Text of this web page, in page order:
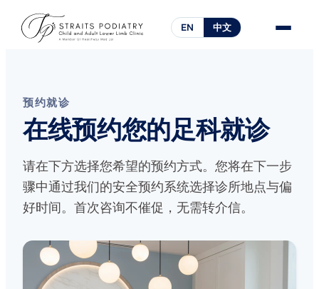
EN 中文
预约就诊
在线预约您的足科就诊
请在下方选择您希望的预约方式。您将在下一步
骤中通过我们的安全预约系统选择诊所地点与偏
好时间。首次咨询不催促，无需转介信。